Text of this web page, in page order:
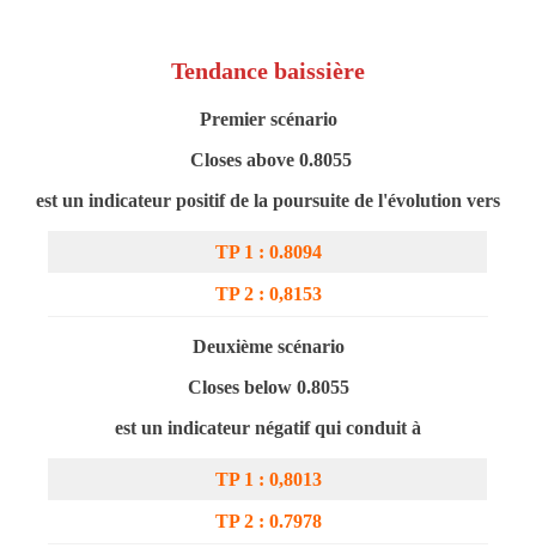
Tendance baissière
Premier scénario
Closes above 0.8055
est un indicateur positif de la poursuite de l'évolution vers
TP 1 : 0.8094
TP 2 : 0,8153
Deuxième scénario
Closes below 0.8055
est un indicateur négatif qui conduit à
TP 1 : 0,8013
TP 2 : 0.7978